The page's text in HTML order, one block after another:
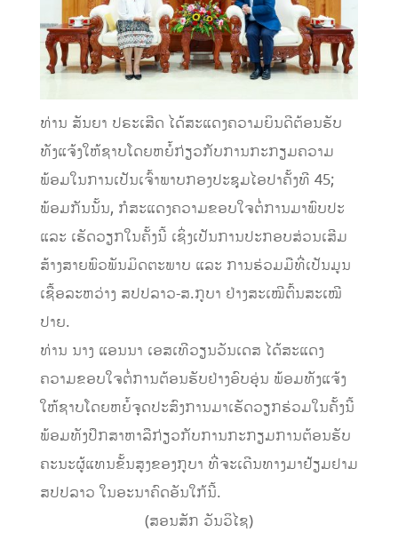
ທ່ານ ສັນຍາ ປຣະເສີດ ໄດ້ສະແດງຄວາມຍິນດີຕ້ອນຮັບ
ທັງແຈ້ງໃຫ້ຊາບໂດຍຫຍໍ້ກ່ຽວກັບການກະກຽມຄວາມ
ພ້ອມໃນການເປັນເຈົ້າພາບກອງປະຊຸມໄອປາຄັ້ງທີ 45;
ພ້ອມກັນນັ້ນ, ກໍສະແດງຄວາມຂອບໃຈຕໍ່ການມາພົບປະ
ແລະ ເຮັດວຽກໃນຄັ້ງນີ້ ເຊິ່ງເປັນການປະກອບສ່ວນເສີມ
ສ້າງສາຍພົວພັນມິດຕະພາບ ແລະ ການຮ່ວມມືທີ່ເປັນມູນ
ເຊື້ອລະຫວ່າງ ສປປລາວ-ສ.ກູບາ ຢ່າງສະເໝີຕົ້ນສະເໝີ
ປາຍ.
ທ່ານ ນາງ ແອນນາ ເອສເທີວຽນວັນເດສ ໄດ້ສະແດງ
ຄວາມຂອບໃຈຕໍ່ການຕ້ອນຮັບຢ່າງອົບອຸ່ນ ພ້ອມທັງແຈ້ງ
ໃຫ້ຊາບໂດຍຫຍໍ້ຈຸດປະສົງການມາເຮັດວຽກຮ່ວມໃນຄັ້ງນີ້
ພ້ອມທັງປຶກສາຫາລືກ່ຽວກັບການກະກຽມການຕ້ອນຮັບ
ຄະນະຜູ້ແທນຂັ້ນສູງຂອງກູບາ ທີ່ຈະເດີນທາງມາຢ້ຽມຢາມ
ສປປລາວ ໃນອະນາຄົດອັນໃກ້ນີ້.
(ສອນສັກ ວັນວິໄຊ)